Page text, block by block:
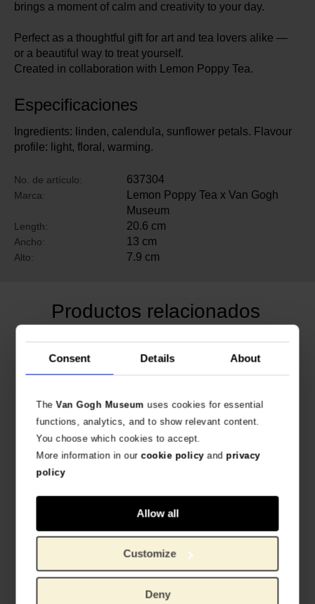
Consent Details About
TheVan Gogh Museum uses cookies for essential
functions, analytics, and to show relevant content.
You choose which cookies to accept.
More information in ourcookie policyand privacy
policy
Allow all
Customize
Deny
brings a moment of calm and creativity to your day.
Perfect as a thoughtful gift for art and tea lovers alike —
or a beautiful way to treat yourself.
Created in collaboration with Lemon Poppy Tea.
Especificaciones
Ingredients: linden, calendula, sunflower petals. Flavour
profile: light, floral, warming.
No. de artículo: 637304
Marca:
Lemon Poppy Tea x Van Gogh
Museum
Length: 20.6 cm
Ancho: 13 cm
Alto: 7.9 cm
Productos relacionados